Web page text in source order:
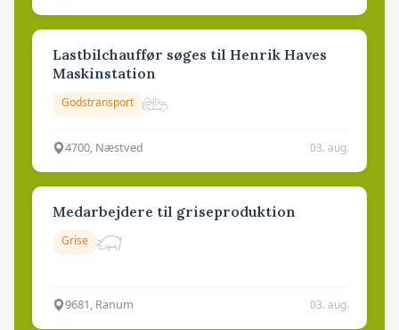
Lastbilchauffør søges til Henrik Haves
Maskinstation
Godstransport
4700, Næstved 03. aug.
Medarbejdere til griseproduktion
Grise
9681, Ranum 03. aug.